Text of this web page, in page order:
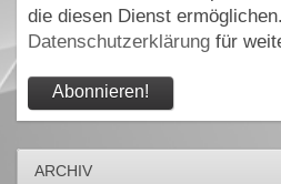
die diesen Dienst
Datenschutzerklärungfür
ARCHIV